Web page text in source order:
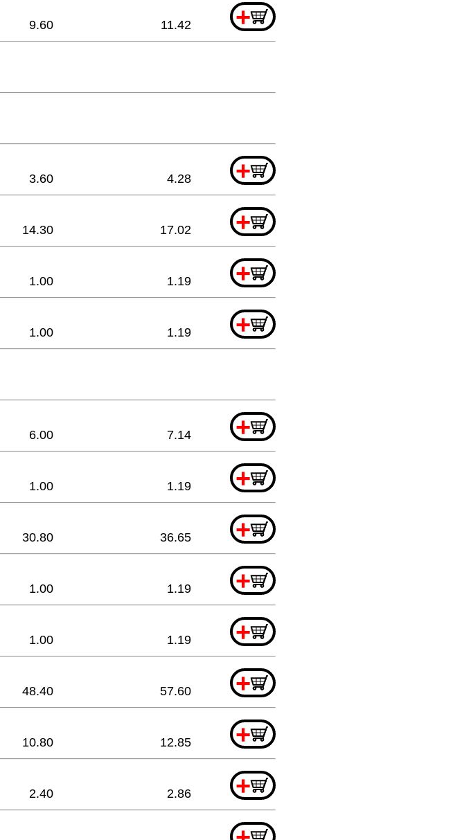
+
9.60 11.42
+
3.60 4.28
+
14.30 17.02
+
1.00 1.19
+
1.00 1.19
+
6.00 7.14
+
1.00 1.19
+
30.80 36.65
+
1.00 1.19
+
1.00 1.19
+
48.40 57.60
+
10.80 12.85
+
2.40 2.86